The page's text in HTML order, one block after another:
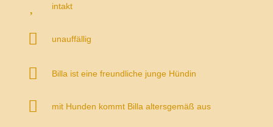
intakt
unauffällig
Billa ist eine freundliche junge Hündin
mit Hunden kommt Billa altersgemäß aus